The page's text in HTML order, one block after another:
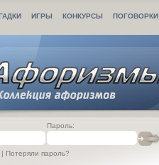
ИГРЫ КОНКУРСЫ ПОГОВОРКИ
Пароль:
| Потеряли пароль?